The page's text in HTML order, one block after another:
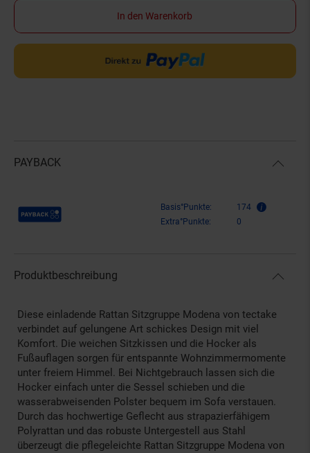
In den Warenkorb
PAYBACK
Payback Punkte Basis°Punkte:
174
Extra°Punkte:
0
Produktbeschreibung
Diese einladende Rattan Sitzgruppe Modena von tectake
verbindet auf gelungene Art schickes Design mit viel
Komfort. Die weichen Sitzkissen und die Hocker als
Fußauflagen sorgen für entspannte Wohnzimmermomente
unter freiem Himmel. Bei Nichtgebrauch lassen sich die
Hocker einfach unter die Sessel schieben und die
wasserabweisenden Polster bequem im Sofa verstauen.
Durch das hochwertige Geflecht aus strapazierfähigem
Polyrattan und das robuste Untergestell aus Stahl
überzeugt die pflegeleichte Rattan Sitzgruppe Modena von